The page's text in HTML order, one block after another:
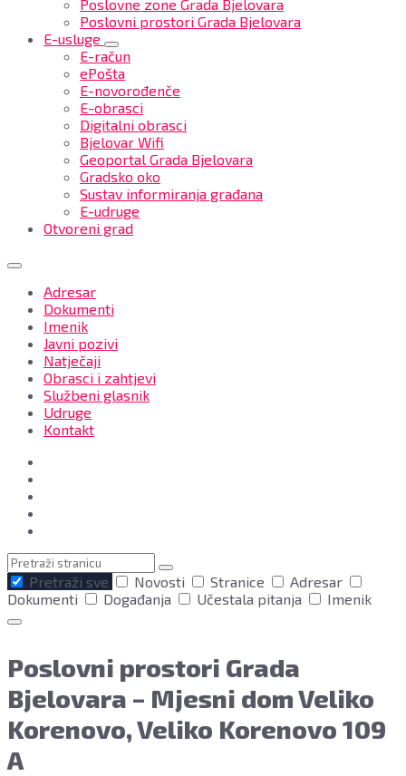
Poslovne zone Grada Bjelovara
Poslovni prostori Grada Bjelovara
E-usluge
E-račun
ePošta
E-novorođenče
E-obrasci
Digitalni obrasci
Bjelovar Wifi
Geoportal Grada Bjelovara
Gradsko oko
Sustav informiranja građana
E-udruge
Otvoreni grad
Adresar
Dokumenti
Imenik
Javni pozivi
Natječaji
Obrasci i zahtjevi
Službeni glasnik
Udruge
Kontakt
Pretraga
Pretraži sve
Novosti Stranice
Adresar
Dokumenti
Događanja Učestala pitanja Imenik
Poslovni prostori Grada
Bjelovara – Mjesni dom Veliko
Korenovo, Veliko Korenovo 109
A